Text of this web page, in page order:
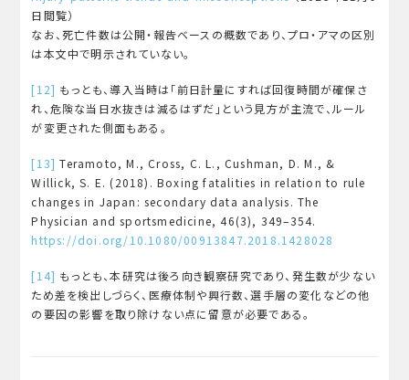
日閲覧）
なお、死亡件数は公開・報告ベースの概数であり、プロ・アマの区別
は本文中で明示されていない。
[12] もっとも、導入当時は「前日計量にすれば回復時間が確保さ
れ、危険な当日水抜きは減るはずだ」という見方が主流で、ルール
が変更された側面もある。
[13] Teramoto, M., Cross, C. L., Cushman, D. M., &
Willick, S. E. (2018). Boxing fatalities in relation to rule
changes in Japan: secondary data analysis. The
Physician and sportsmedicine, 46(3), 349–354.
https://doi.org/10.1080/00913847.2018.1428028
[14] もっとも、本研究は後ろ向き観察研究であり、発生数が少ない
ため差を検出しづらく、医療体制や興行数、選手層の変化などの他
の要因の影響を取り除けない点に留意が必要である。